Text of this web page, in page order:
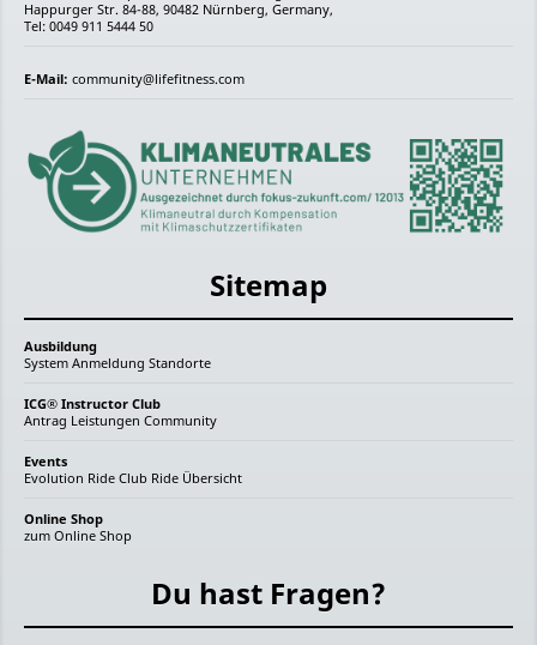
Happurger Str. 84-88, 90482 Nürnberg, Germany,
Tel: 0049 911 5444 50
E-Mail: community@lifefitness.com
Sitemap
Ausbildung
System Anmeldung Standorte
ICG® Instructor Club
Antrag Leistungen Community
Events
Evolution Ride Club Ride Übersicht
Online Shop
zum Online Shop
Du hast Fragen?